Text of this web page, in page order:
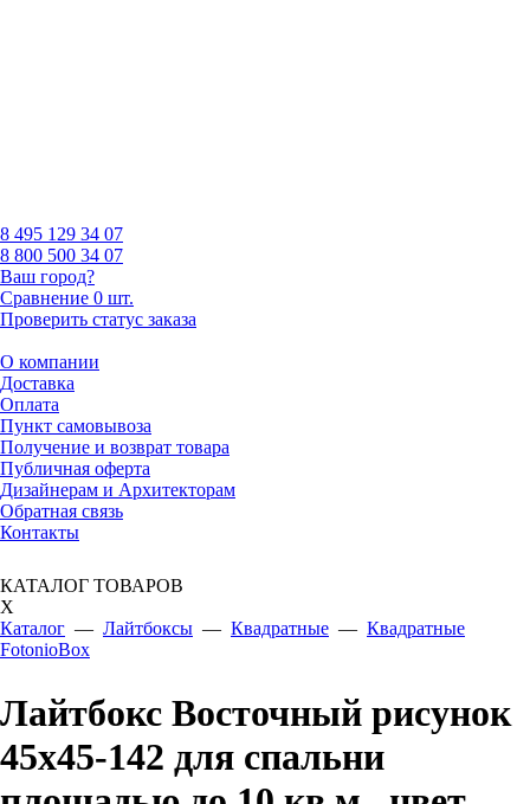
8 495 129 34 07
8 800 500 34 07
Ваш город?
Сравнение 0 шт.
Проверить статус заказа
О компании
Доставка
Оплата
Пункт самовывоза
Получение и возврат товара
Публичная оферта
Дизайнерам и Архитекторам
Обратная связь
Контакты
КАТАЛОГ ТОВАРОВ
X
Каталог — Лайтбоксы — Квадратные — Квадратные
FotonioBox
Лайтбокс Восточный рисунок
45x45-142 для спальни